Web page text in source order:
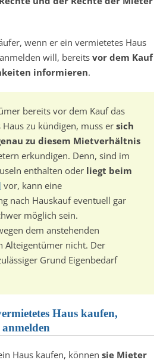
wenn er ein vermietetes Haus
will, bereits vor dem Kauf
informieren.
bereits vor dem Kauf das
zu kündigen, muss er sich
zu diesem Mietverhältnis
erkundigen. Denn, sind im
enthalten oder liegt beim
vor, kann eine
nach Hauskauf eventuell gar
möglich sein.
dem anstehenden
Alteigentümer nicht. Der
Grund Eigenbedarf
Haus kaufen,
Haus kaufen, können sie Mieter